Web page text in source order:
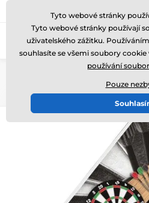
Zavolejte nám (Po-Pá 8-17)
Tyto webové stránky
Tyto webové stránky používají
uživatelského zážitku.
souhlasíte se všemi soubory cookie
používání
Pouze